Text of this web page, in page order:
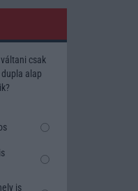
csak
alap
is